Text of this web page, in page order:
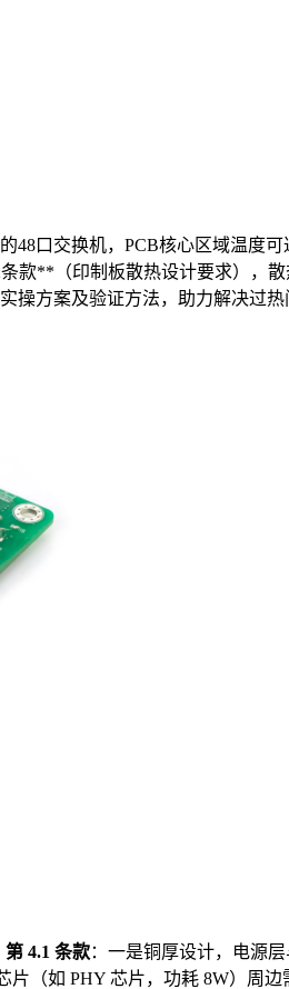
48口交换机，PCB核心区域温度
款**（印制板散热设计要求），
操方案及验证方法，助力解决过热
4.1 条款：一是铜厚设计，电源
（如 PHY 芯片，功耗 8W）周